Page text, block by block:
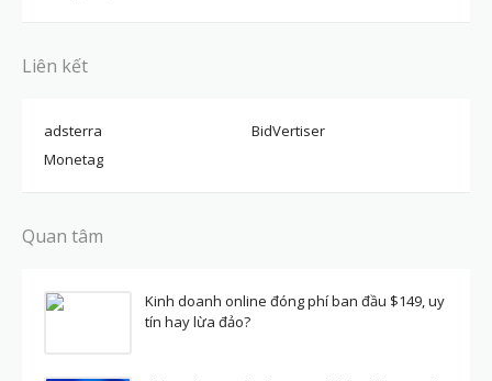
Liên kết
adsterra
BidVertiser
Monetag
Quan tâm
Kinh doanh online đóng phí ban đầu $149, uy
tín hay lừa đảo?